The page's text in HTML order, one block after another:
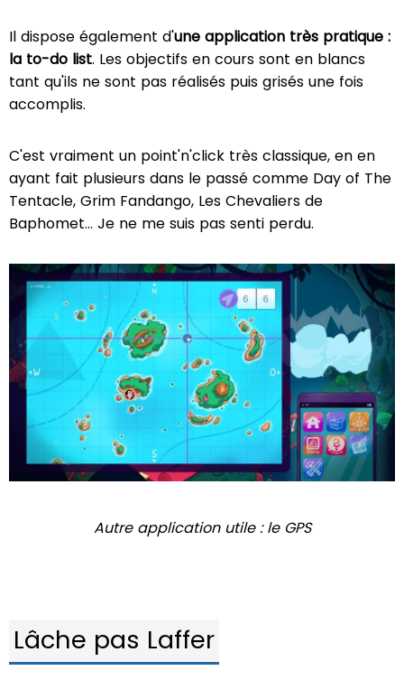
Il dispose également d'une application très pratique :
la to-do list. Les objectifs en cours sont en blancs
tant qu'ils ne sont pas réalisés puis grisés une fois
accomplis.
C'est vraiment un point'n'click très classique, en en
ayant fait plusieurs dans le passé comme Day of The
Tentacle, Grim Fandango, Les Chevaliers de
Baphomet… Je ne me suis pas senti perdu.
Autre application utile : le GPS
Lâche pas Laffer